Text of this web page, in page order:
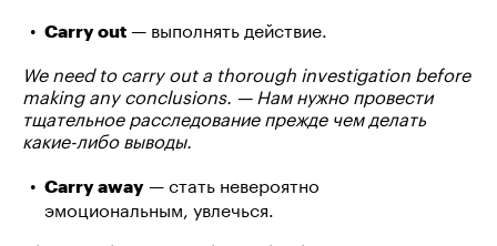
Carry out — выполнять действие.
We need to carry out a thorough investigation before
making any conclusions. — Нам нужно провести
тщательное расследование прежде чем делать
какие-либо выводы.
Carry away — стать невероятно
эмоциональным, увлечься.